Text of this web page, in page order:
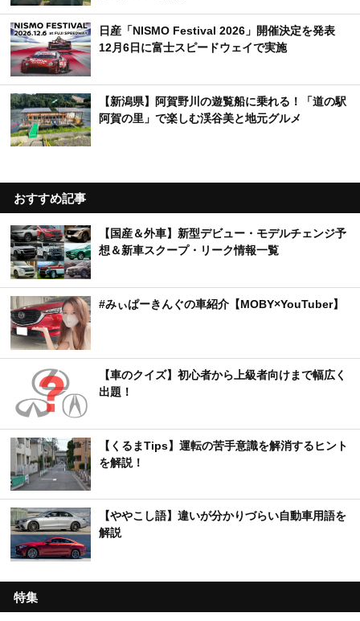
日産「NISMO Festival 2026」開催決定を発表
12月6日に富士スピードウェイで実施
【新潟県】阿賀野川の遊覧船に乗れる！「道の駅
阿賀の里」で楽しむ渓谷美と地元グルメ
おすすめ記事
【国産＆外車】新型デビュー・モデルチェンジ予
想＆新車スクープ・リーク情報一覧
#みぃぱーきんぐの車紹介【MOBY×YouTuber】
【車のクイズ】初心者から上級者向けまで幅広く
出題！
【くるまTips】運転の苦手意識を解消するヒント
を解説！
【ややこし語】違いが分かりづらい自動車用語を
解説
特集